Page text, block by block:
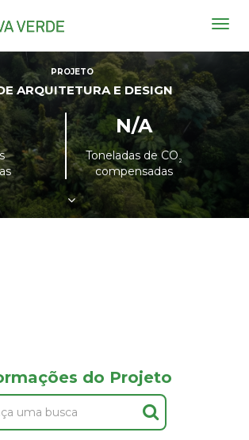
PROJETO
ARQUITETURA E DESIGN
N/A
Toneladas de CO²
compensadas
do Projeto